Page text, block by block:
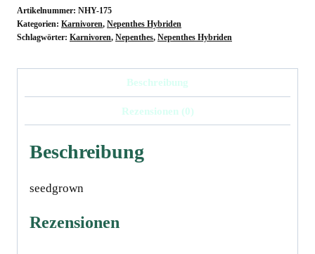
x
veitchii
15
Artikelnummer: NHY-175
Kategorien: Karnivoren, Nepenthes Hybriden
Schlagwörter: Karnivoren, Nepenthes, Nepenthes Hybriden
Beschreibung
Rezensionen (0)
Beschreibung
seedgrown
Rezensionen